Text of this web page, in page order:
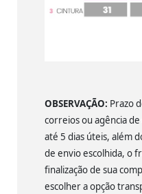
OBSERVAÇÃO: Prazo
correios ou agência
até 5 dias úteis, além
de envio escolhida, o
finalização de sua
escolher a opção